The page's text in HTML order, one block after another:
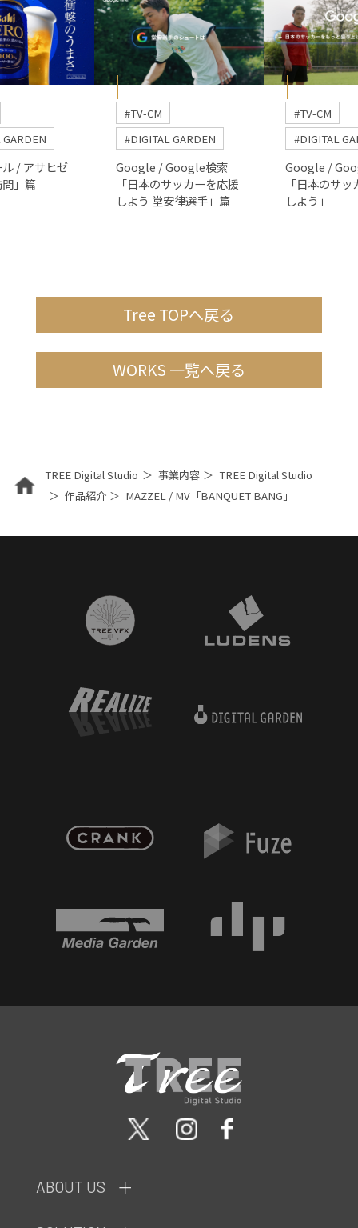
/ アサヒゼ
」篇
#TV-CM
#DIGITAL GARDEN
Google / Google検索
「日本のサッカーを応援
しよう 堂安律選手」篇
#TV-CM
#DIGITAL
Google /
「日本のサ
しよう」
Tree TOPへ戻る
WORKS 一覧へ戻る
TREE Digital Studio 事業内容
TREE Digital Studio
作品紹介
MAZZEL / MV「BANQUET BANG」
ABOUT US